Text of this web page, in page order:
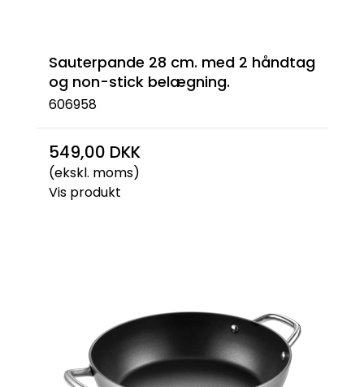
Sauterpande 28 cm. med 2 håndtag
og non-stick belægning.
606958
549,00 DKK
(ekskl. moms)
Vis produkt